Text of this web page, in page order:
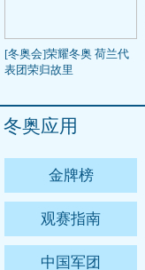
[冬奥会]荣耀冬奥 荷兰代
表团荣归故里
冬奥应用
金牌榜
观赛指南
中国军团